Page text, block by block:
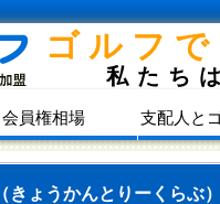
ゴルフ
私たち
会員権相場 支配人と
（きょうかんとりーくらぶ）